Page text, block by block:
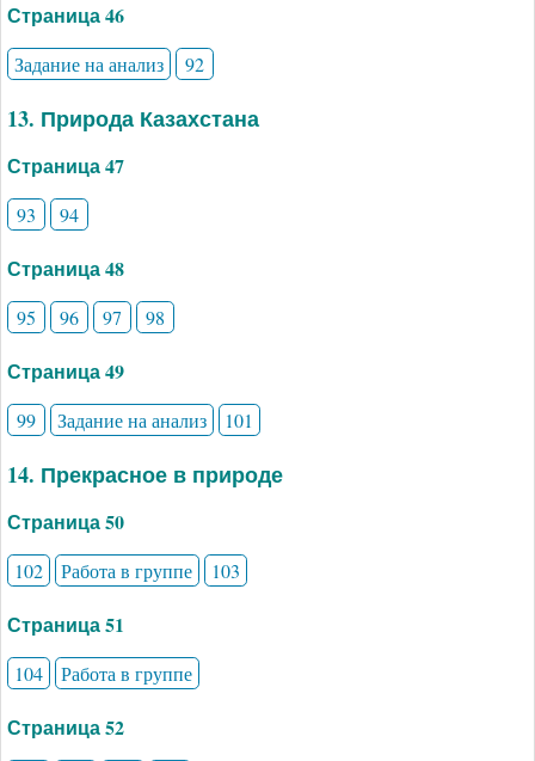
Страница 46
Задание на анализ 92
13. Природа Казахстана
Страница 47
93 94
Страница 48
95 96 97 98
Страница 49
99 Задание на анализ 101
14. Прекрасное в природе
Страница 50
102 Работа в группе 103
Страница 51
104 Работа в группе
Страница 52